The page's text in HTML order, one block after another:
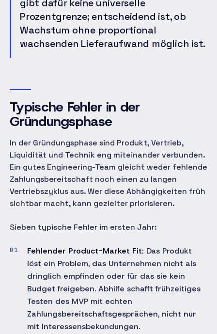
gibt dafür keine universelle
Prozentgrenze; entscheidend ist, ob
Wachstum ohne proportional
wachsenden Lieferaufwand möglich ist.
Typische Fehler in der
Gründungsphase
In der Gründungsphase sind Produkt, Vertrieb,
Liquidität und Technik eng miteinander verbunden.
Ein gutes Engineering-Team gleicht weder fehlende
Zahlungsbereitschaft noch einen zu langen
Vertriebszyklus aus. Wer diese Abhängigkeiten früh
sichtbar macht, kann gezielter priorisieren.
Sieben typische Fehler im ersten Jahr:
Fehlender Product-Market Fit: Das Produkt
löst ein Problem, das Unternehmen nicht als
dringlich empfinden oder für das sie kein
Budget freigeben. Abhilfe schafft frühzeitiges
Testen des MVP mit echten
Zahlungsbereitschaftsgesprächen, nicht nur
mit Interessensbekundungen.